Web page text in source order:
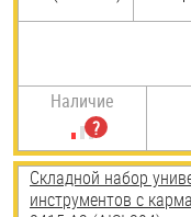
Наличие
Складной набор
инструментов с